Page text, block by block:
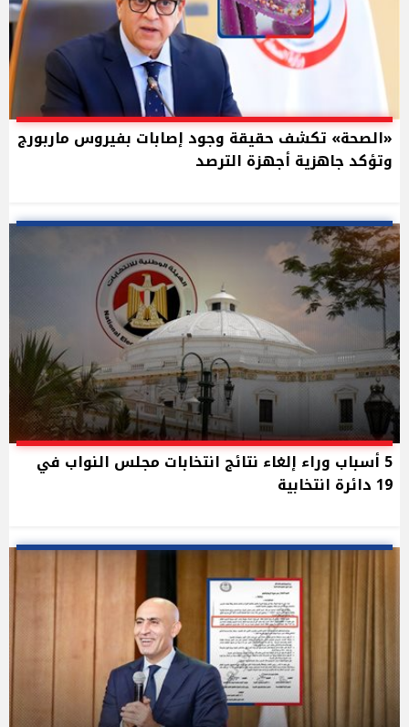
«الصحة» تكشف حقيقة وجود إصابات بفيروس ماربورج
وتؤكد جاهزية أجهزة الترصد
5 أسباب وراء إلغاء نتائج انتخابات مجلس النواب في
19 دائرة انتخابية